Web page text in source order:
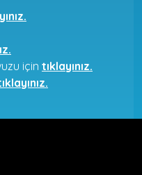
için tıklayınız.